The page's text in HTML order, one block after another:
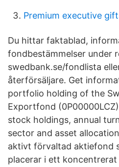
Premium executive
Du hittar faktablad,
fondbestämmelser under
swedbank.se/fondlista
återförsäljare. Get
portfolio holding of the
Exportfond
stock holdings, annual
sector and asset
aktivt förvaltad aktiefond
placerar i ett koncentrerat